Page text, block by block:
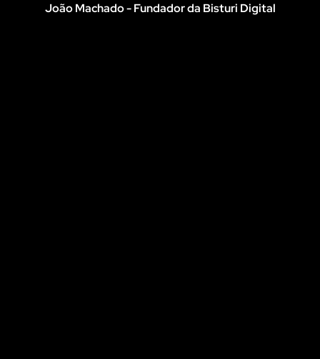
João Machado - Fundador da Bisturi Digital